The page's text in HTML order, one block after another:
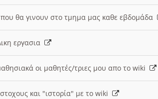
που θα γινουν στο τμημα μας καθε εβδομάδα
εργασια
οι μαθητές/τριες μου απο το wiki
και "ιστορία" με το wiki